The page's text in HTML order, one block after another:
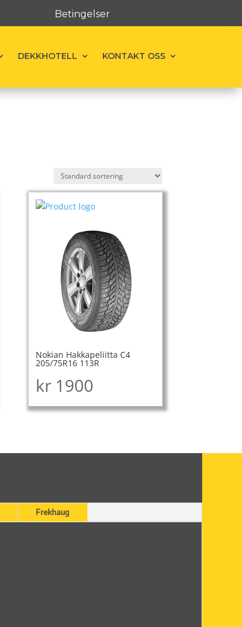
Betingelser
DEKKHOTELL KONTAKT OSS
Nokian Hakkapeliitta C4
205/75R16 113R
kr1900
Frekhaug